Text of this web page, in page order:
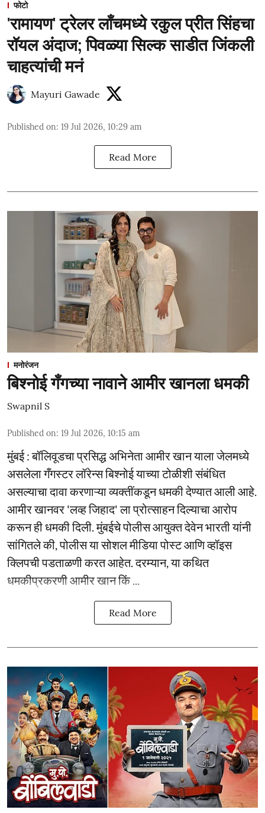
फोटो
'रामायण' ट्रेलर लाँचमध्ये रकुल प्रीत सिंहचा
रॉयल अंदाज; पिवळ्या सिल्क साडीत जिंकली
चाहत्यांची मनं
Mayuri Gawade
Published on: 19 Jul 2026, 10:29 am
Read More
मनोरंजन
बिश्नोई गँगच्या नावाने आमीर खानला धमकी
Swapnil S
Published on: 19 Jul 2026, 10:15 am
मुंबई : बॉलिवूडचा प्रसिद्ध अभिनेता आमीर खान याला जेलमध्ये
असलेला गँगस्टर लॉरेन्स बिश्नोई याच्या टोळीशी संबंधित
असल्याचा दावा करणाऱ्या व्यक्तींकडून धमकी देण्यात आली आहे.
आमीर खानवर 'लव्ह जिहाद' ला प्रोत्साहन दिल्याचा आरोप
करून ही धमकी दिली. मुंबईचे पोलीस आयुक्त देवेन भारती यांनी
सांगितले की, पोलीस या सोशल मीडिया पोस्ट आणि व्हॉइस
क्लिपची पडताळणी करत आहेत. दरम्यान, या कथित
धमकीप्रकरणी आमीर खान किं ...
Read More